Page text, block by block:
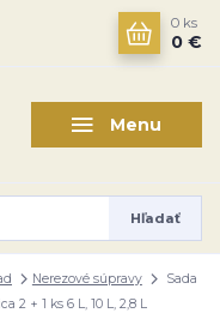
Menu
Hľadať
0 ks
0 €
Nerezové súpravy
Sada
2 + 1 ks 6 L, 10 L, 2,8 L